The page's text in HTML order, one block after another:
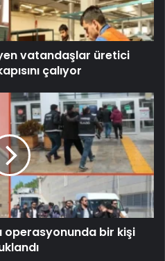
vatandaşlar üretici
çalıyor
operasyonunda bir kişi